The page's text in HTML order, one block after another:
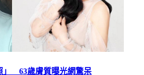
」 63歲膚質曝光網驚呆